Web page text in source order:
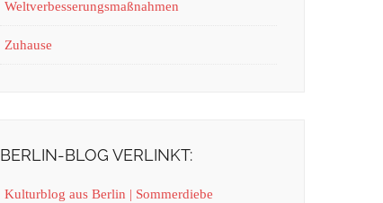
Weltverbesserungsmaßnahmen
Zuhause
BERLIN-BLOG VERLINKT:
Kulturblog aus Berlin | Sommerdiebe